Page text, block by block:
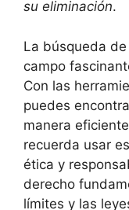
su eliminación.
La búsqueda
campo
Con las
puedes
manera
recuerda usar
ética y
derecho
límites y las